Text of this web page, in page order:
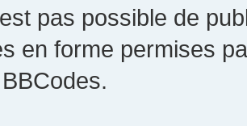
pas possible de
en forme permises